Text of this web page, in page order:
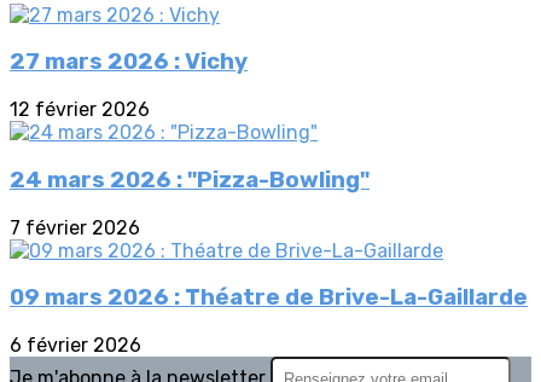
27 mars 2026 : Vichy
12 février 2026
24 mars 2026 : "Pizza-Bowling"
7 février 2026
09 mars 2026 : Théatre de Brive-La-Gaillarde
6 février 2026